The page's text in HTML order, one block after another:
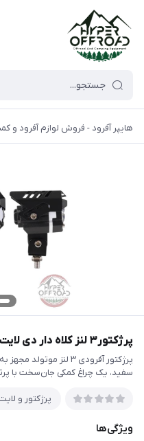
هایپر آفرود - فروش لوازم آفرود و
پرژکتور۳ لنز کلاه دار دی لایت دار موتولد Motoled (جفتی)
پرژکتور آفرودی ۳ لنز
سفید، یک چراغ کمکی جان‌سخت با
پرژکتور و لایت
ویژگی‌ها